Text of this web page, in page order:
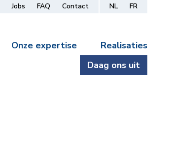
Jobs FAQ Contact NL FR
Onze expertise
Realisaties
Daag ons uit